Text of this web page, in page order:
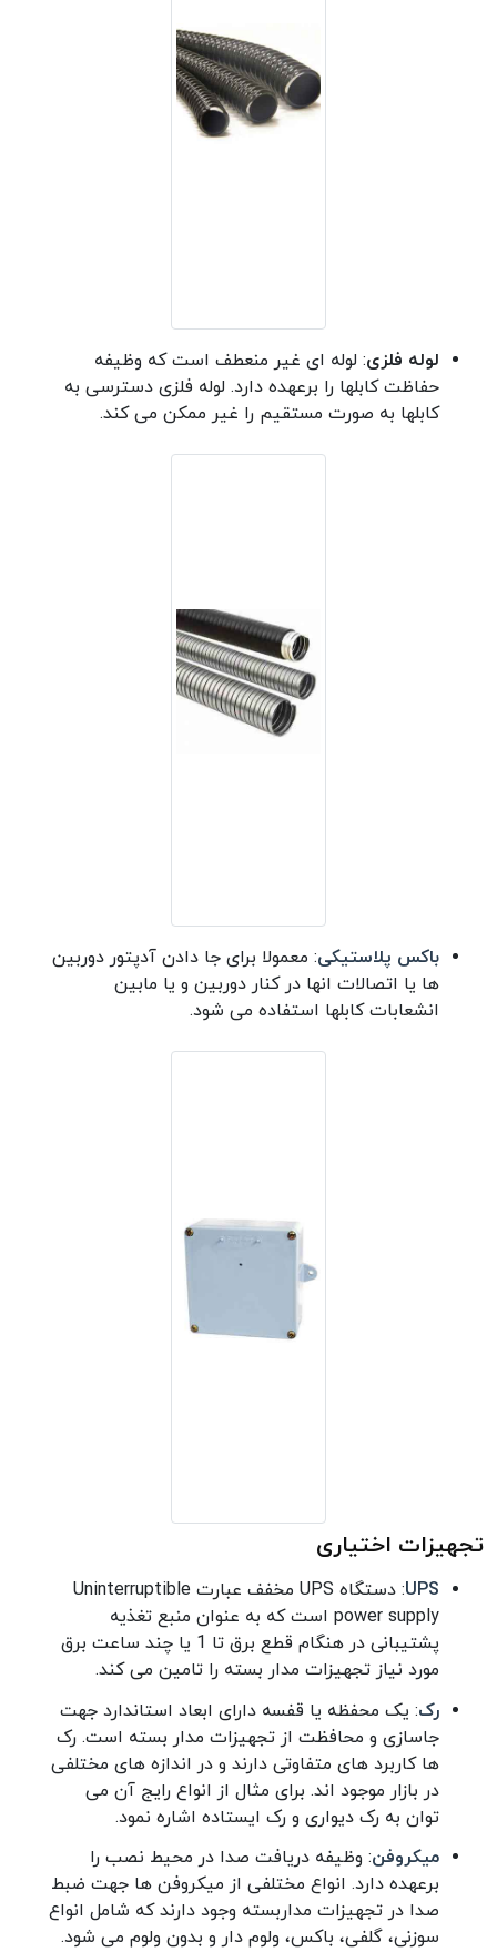
لوله فلزی: لوله ای غیر منعطف است که وظیفه
حفاظت کابلها را برعهده دارد. لوله فلزی دسترسی به
کابلها به صورت مستقیم را غیر ممکن می کند.
باکس پلاستیکی: معمولا برای جا دادن آدپتور دوربین
ها یا اتصالات انها در کنار دوربین و یا مابین
انشعابات کابلها استفاده می شود.
تجهیزات اختیاری
UPS
: دستگاه UPS مخفف عبارت Uninterruptible
power supply است که به عنوان منبع تغذیه
پشتیبانی در هنگام قطع برق تا 1 یا چند ساعت برق
مورد نیاز تجهیزات مدار بسته را تامین می کند.
رک: یک محفظه یا قفسه دارای ابعاد استاندارد جهت
جاسازی و محافظت از تجهیزات مدار بسته است. رک
ها کاربرد های متفاوتی دارند و در اندازه های مختلفی
در بازار موجود اند. برای مثال از انواع رایج آن می
توان به رک دیواری و رک ایستاده اشاره نمود.
میکروفن: وظیفه دریافت صدا در محیط نصب را
برعهده دارد. انواع مختلفی از میکروفن ها جهت ضبط
صدا در تجهیزات مداربسته وجود دارند که شامل انواع
سوزنی، گلفی، باکس، ولوم دار و بدون ولوم می شود.